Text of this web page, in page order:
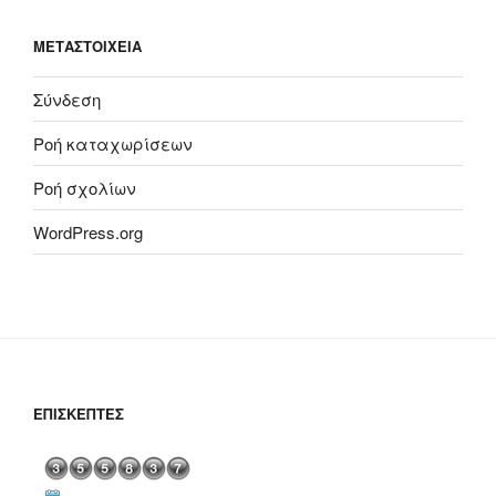
ΜΕΤΑΣΤΟΙΧΕΊΑ
Σύνδεση
Ροή καταχωρίσεων
Ροή σχολίων
WordPress.org
ΕΠΙΣΚΈΠΤΕΣ